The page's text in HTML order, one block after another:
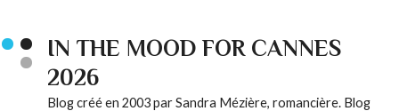
IN THE MOOD FOR CANNES
2026
Blog créé en 2003 par Sandra Mézière, romancière. Blog